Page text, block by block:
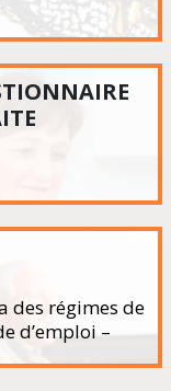
des régimes de
d’emploi –